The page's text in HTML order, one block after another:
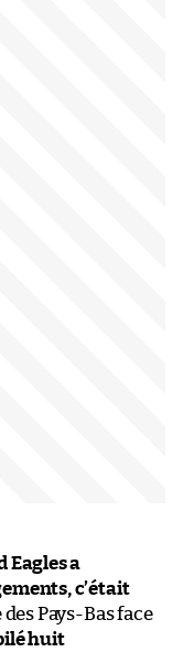
Eagles a
c’était
des Pays-Bas face
huit